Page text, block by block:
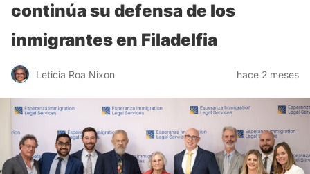
continúa su defensa de los
inmigrantes en Filadelfia
Leticia Roa Nixon hace 2 meses